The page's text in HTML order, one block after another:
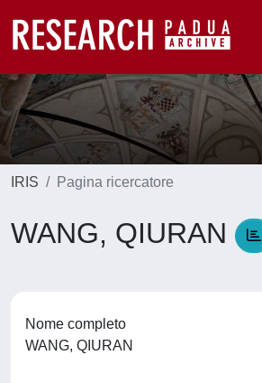
IRIS Pagina ricercatore
WANG, QIURAN
Nome completo
WANG, QIURAN